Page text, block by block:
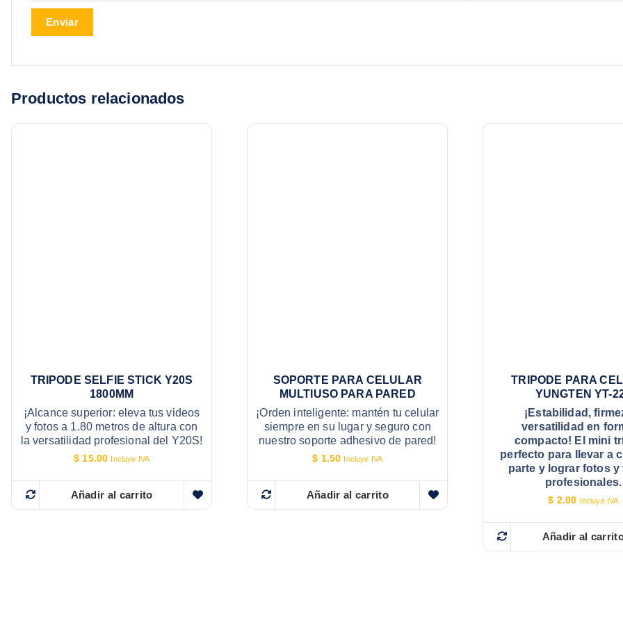
Productos relacionados
TRIPODE SELFIE STICK Y20S
1800MM
¡Alcance superior: eleva tus videos
y fotos a 1.80 metros de altura con
la versatilidad profesional del Y20S!
$ 15.00 Incluye IVA
Añadir al carrito
SOPORTE PARA CELULAR
MULTIUSO PARA PARED
¡Orden inteligente: mantén tu celular
siempre en su lugar y seguro con
nuestro soporte adhesivo de pared!
$ 1.50 Incluye IVA
Añadir al carrito
TRIPODE PARA
YUNGTEN YT-
¡Estabilidad,
versatilidad en
compacto! El mini
perfecto para llevar a
parte y lograr fotos y
profesionales.
$ 2.00 Incluye IVA
Añadir al